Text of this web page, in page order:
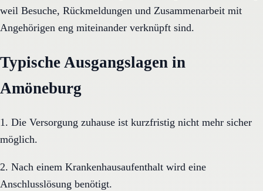
weil Besuche, Rückmeldungen und Zusammenarbeit mit
Angehörigen eng miteinander verknüpft sind.
Typische Ausgangslagen in
Amöneburg
1. Die Versorgung zuhause ist kurzfristig nicht mehr sicher
möglich.
2. Nach einem Krankenhausaufenthalt wird eine
Anschlusslösung benötigt.